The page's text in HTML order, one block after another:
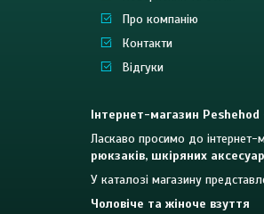
Про компанію
Контакти
Відгуки
Інтернет-магазин
Ласкаво просимо до інтернет-
рюкзаків, шкіряних
У каталозі магазину
Чоловіче та жіноче взуття